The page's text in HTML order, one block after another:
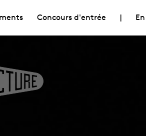
Concours d'entrée | En